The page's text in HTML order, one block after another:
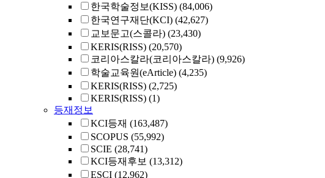
한국학술정보(KISS) (84,006)
한국연구재단(KCI) (42,627)
교보문고(스콜라) (23,430)
KERIS(RISS) (20,570)
코리아스칼라(코리아스칼라) (9,926)
학술교육원(eArticle) (4,235)
KERIS(RISS) (2,725)
KERIS(RISS) (1)
등재정보
KCI등재 (163,487)
SCOPUS (55,992)
SCIE (28,741)
KCI등재후보 (13,312)
ESCI (12,962)